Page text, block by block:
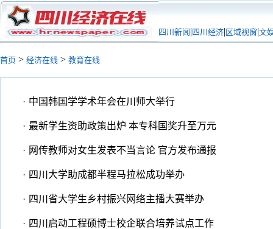
四川新闻 | 四川经济| 区域视窗|文
首页 > 经济在线 > 教育在线
· 中国韩国学学术年会在川师大举行
· 最新学生资助政策出炉 本专科国奖升至万元
· 网传教师对女生发表不当言论 官方发布通报
· 四川大学助成都半程马拉松成功举办
· 四川省大学生乡村振兴网络主播大赛举办
· 四川启动工程硕博士校企联合培养试点工作